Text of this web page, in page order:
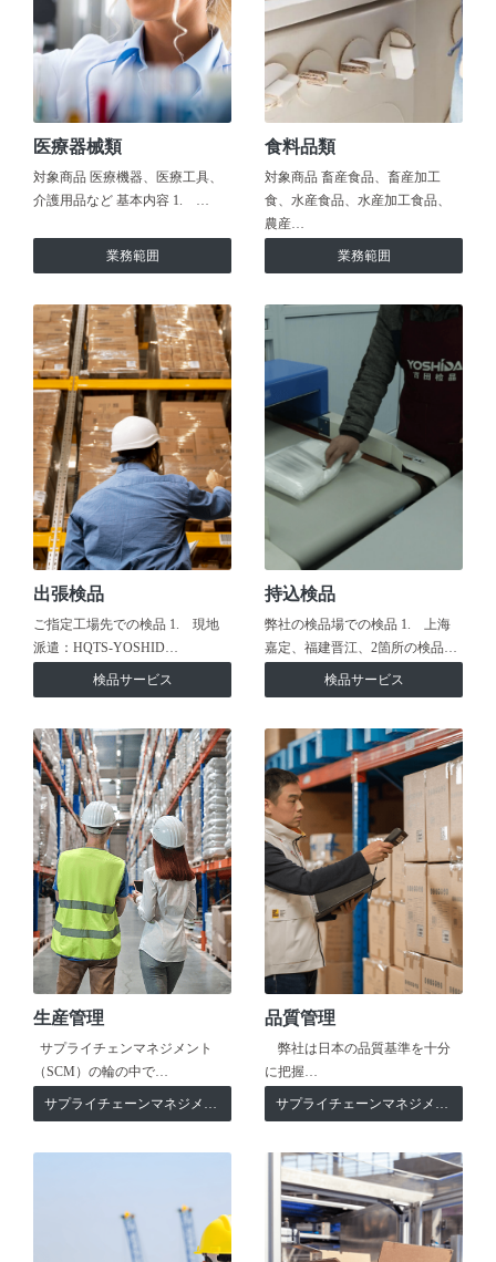
医療器械類
対象商品 医療機器、医療工具、
介護用品など 基本内容 1. …
業務範囲
食料品類
対象商品 畜産食品、畜産加工
食、水産食品、水産加工食品、
農産…
業務範囲
出張検品
ご指定工場先での検品 1. 現地
派遣：HQTS-YOSHID…
検品サービス
持込検品
弊社の検品場での検品 1. 上海
嘉定、福建晋江、2箇所の検品…
検品サービス
生産管理
サプライチェンマネジメント
（SCM）の輪の中で…
サプライチェーンマネジメント
品質管理
弊社は日本の品質基準を十分
に把握…
サプライチェーンマネジメント